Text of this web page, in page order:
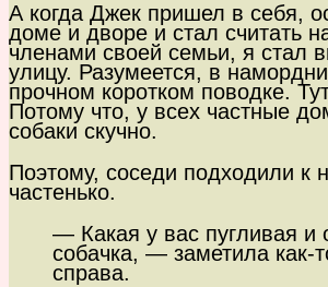
А когда Джек пришел в себя,
доме и дворе и стал считать
членами своей семьи, я стал
улицу. Разумеется, в
прочном коротком поводке.
Потому что, у всех частные
собаки скучно.
Поэтому, соседи подходили к
частенько.
— Какая у вас пугливая и
собачка, — заметила как-
справа.